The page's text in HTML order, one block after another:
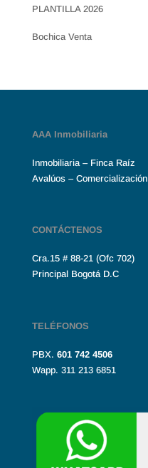
PLANTILLA 2026
Bochica Venta
AAA Inmobiliaria
Inmobiliaria – Finca Raíz
Avalúos – Comercialización
CONTÁCTENOS
Cra.15 # 88-21 (Ofc 702)
Principal Bogotá D.C
TELÉFONOS
PBX. 601 742 4506
Wapp. 311 213 6851